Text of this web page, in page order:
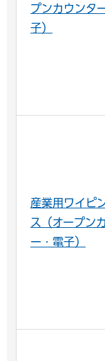
プンカウンタ
子）
産業用ワイピ
ス（オープン
ー・電子）